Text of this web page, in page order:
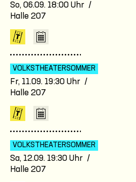
So, 06.09. 18:00 Uhr /
Halle 207
VOLKSTHEATER­SOMMER
Fr, 11.09. 19:30 Uhr /
Halle 207
VOLKSTHEATER­SOMMER
Sa, 12.09. 19:30 Uhr /
Halle 207